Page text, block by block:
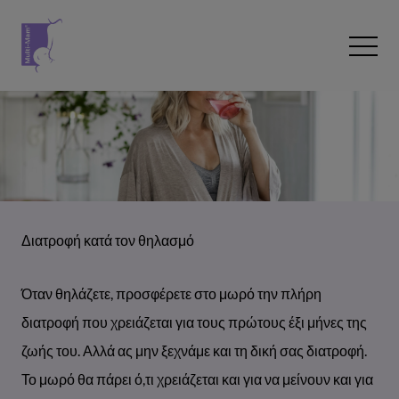
Διατροφή κατά τον θηλασμό
Όταν θηλάζετε, προσφέρετε στο μωρό την πλήρη
διατροφή που χρειάζεται για τους πρώτους έξι μήνες της
ζωής του. Αλλά ας μην ξεχνάμε και τη δική σας διατροφή.
Το μωρό θα πάρει ό,τι χρειάζεται και για να μείνουν και για